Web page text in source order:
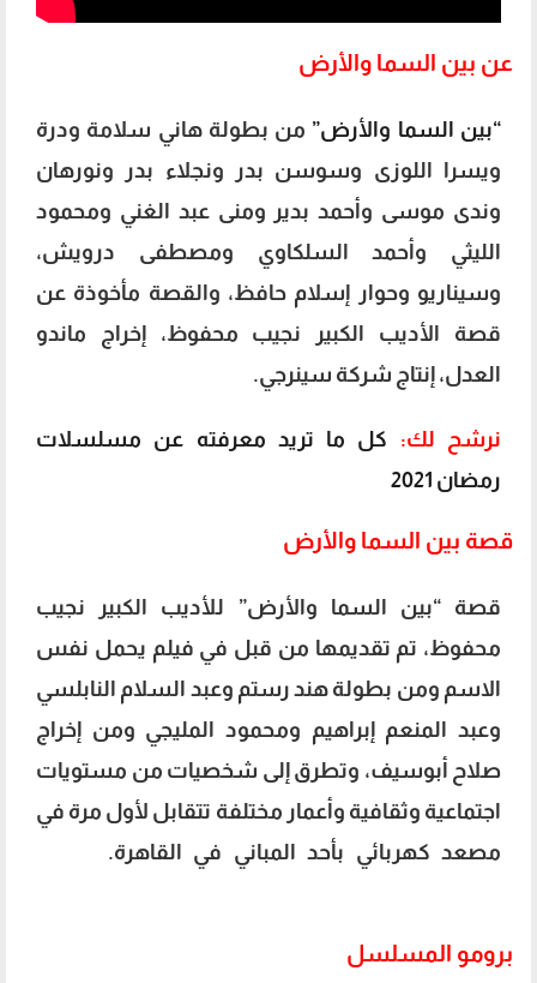
عن بين السما والأرض
“بين السما والأرض” من بطولة هاني سلامة ودرة
ويسرا اللوزى وسوسن بدر ونجلاء بدر ونورهان
وندى موسى وأحمد بدير ومنى عبد الغني ومحمود
الليثي وأحمد السلكاوي ومصطفى درويش،
وسيناريو وحوار إسلام حافظ، والقصة مأخوذة عن
قصة الأديب الكبير نجيب محفوظ، إخراج ماندو
العدل، إنتاج شركة سينرجي.
نرشح لك: كل ما تريد معرفته عن مسلسلات
رمضان 2021
قصة بين السما والأرض
قصة “بين السما والأرض” للأديب الكبير نجيب
محفوظ، تم تقديمها من قبل في فيلم يحمل نفس
الاسم ومن بطولة هند رستم وعبد السلام النابلسي
وعبد المنعم إبراهيم ومحمود المليجي ومن إخراج
صلاح أبوسيف، وتطرق إلى شخصيات من مستويات
اجتماعية وثقافية وأعمار مختلفة تتقابل لأول مرة في
مصعد كهربائي بأحد المباني في القاهرة.
برومو المسلسل